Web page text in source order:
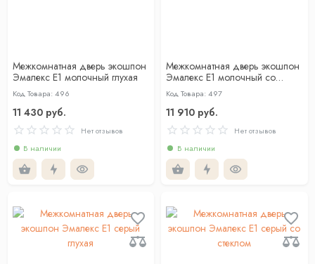
Межкомнатная дверь экошпон
Эмалекс Е1 молочный глухая
Код Товара: 496
11 430 руб.
Нет отзывов
В наличии
Межкомнатная дверь экошпон
Эмалекс Е1 молочный со
стеклом
Код Товара: 497
11 910 руб.
Нет отзывов
В наличии